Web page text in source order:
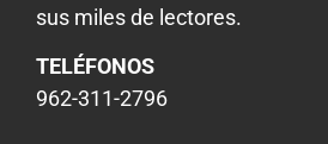
sus miles de lectores.
TELÉFONOS
962-311-2796